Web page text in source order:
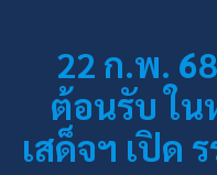
22 ก.พ.
ต้อนรับ ใน
เสด็จฯ เปิด